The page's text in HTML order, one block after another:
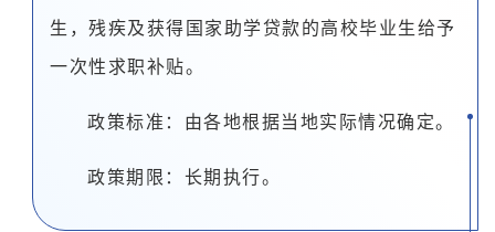
生，残疾及获得国家助学贷款的高校毕业生给予
一次性求职补贴。
政策标准：由各地根据当地实际情况确定。
政策期限：长期执行。